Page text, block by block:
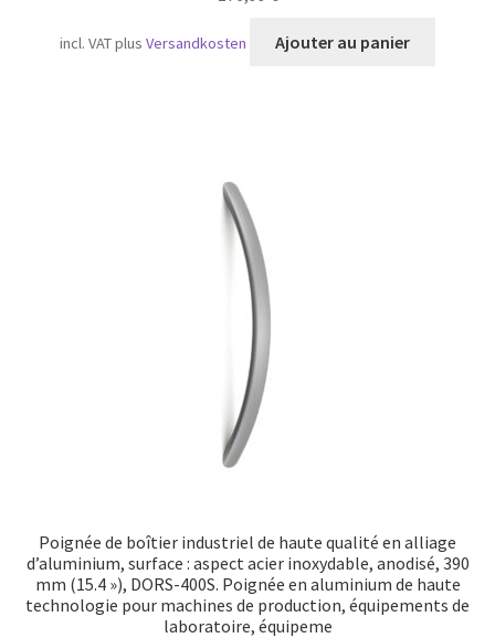
incl. VATplusVersandkosten Ajouter au panier
Poignée de boîtier industriel de haute qualité en alliage
d’aluminium, surface : aspect acier inoxydable, anodisé, 390
mm (15.4 »), DORS-400S. Poignée en aluminium de haute
technologie pour machines de production, équipements de
laboratoire, équipeme